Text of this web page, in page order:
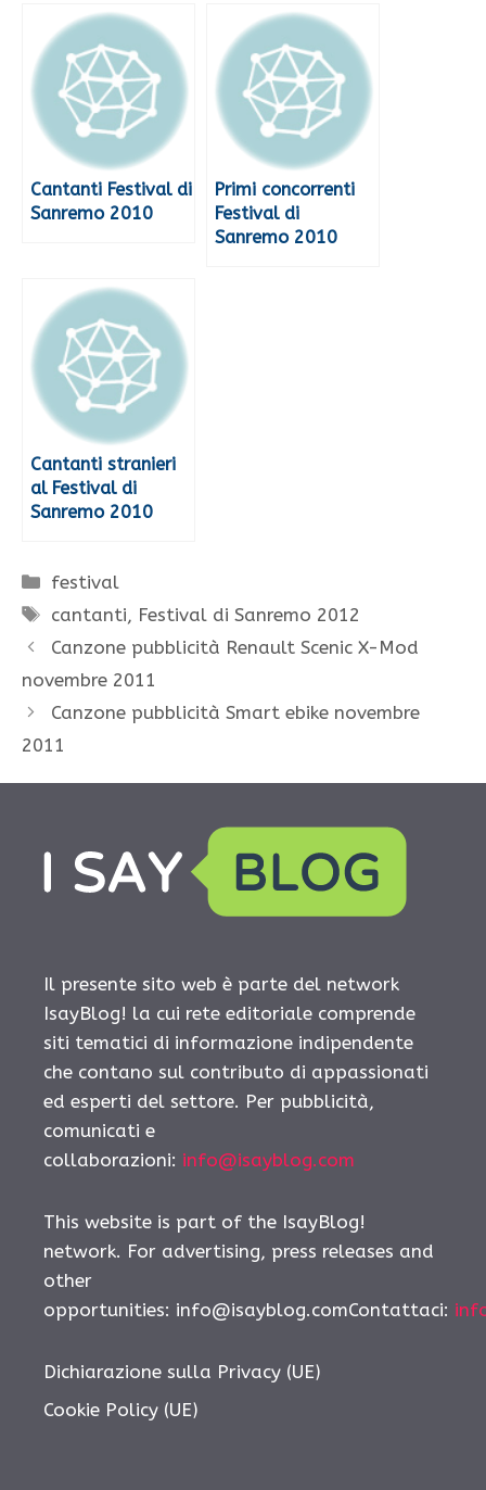
Cantanti Festival di
Sanremo 2010
Primi concorrenti
Festival di
Sanremo 2010
Cantanti stranieri
al Festival di
Sanremo 2010
Categorie
festival
Tag
cantanti, Festival di Sanremo 2012
Canzone pubblicità Renault Scenic X-Mod
novembre 2011
Canzone pubblicità Smart ebike novembre
2011
Il presente sito web è parte del network
IsayBlog! la cui rete editoriale comprende
siti tematici di informazione indipendente
che contano sul contributo di appassionati
ed esperti del settore. Per pubblicità,
comunicati e
collaborazioni: info@isayblog.com
This website is part of the IsayBlog!
network. For advertising, press releases and
other
opportunities: info@isayblog.comContattaci:
Dichiarazione sulla Privacy (UE)
Cookie Policy (UE)